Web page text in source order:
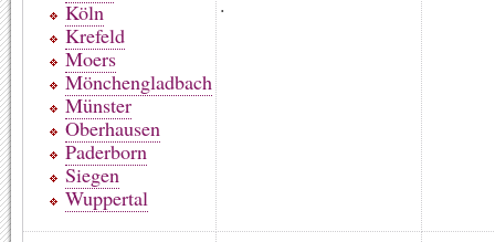
Köln
Krefeld
Moers
Mönchengladbach
Münster
Oberhausen
Paderborn
Siegen
Wuppertal